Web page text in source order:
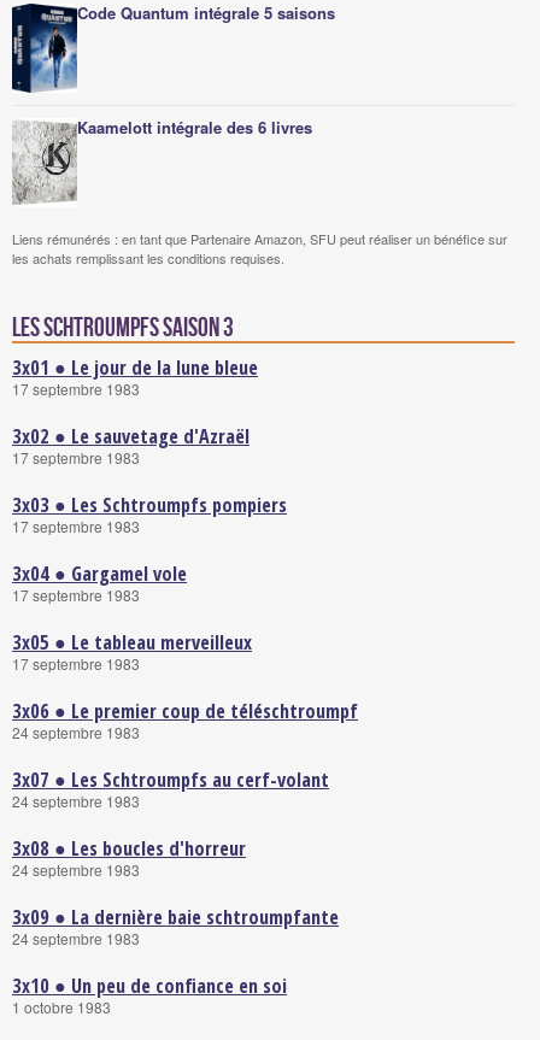
Code Quantum intégrale 5 saisons
Kaamelott intégrale des 6 livres
Liens rémunérés : en tant que Partenaire Amazon, SFU peut réaliser un bénéfice sur
les achats remplissant les conditions requises.
Les Schtroumpfs saison 3
3x01 ● Le jour de la lune bleue
17 septembre 1983
3x02 ● Le sauvetage d'Azraël
17 septembre 1983
3x03 ● Les Schtroumpfs pompiers
17 septembre 1983
3x04 ● Gargamel vole
17 septembre 1983
3x05 ● Le tableau merveilleux
17 septembre 1983
3x06 ● Le premier coup de téléschtroumpf
24 septembre 1983
3x07 ● Les Schtroumpfs au cerf-volant
24 septembre 1983
3x08 ● Les boucles d'horreur
24 septembre 1983
3x09 ● La dernière baie schtroumpfante
24 septembre 1983
3x10 ● Un peu de confiance en soi
1 octobre 1983